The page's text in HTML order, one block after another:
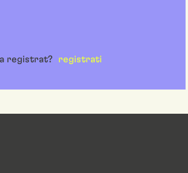
registrat? registrati